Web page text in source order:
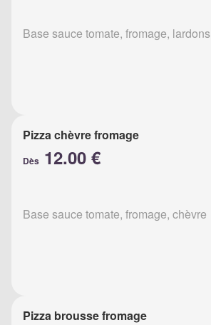
Base sauce tomate, fromage, lardons
Pizza chèvre fromage
Dès 12.00 €
Base sauce tomate, fromage, chèvre
Pizza brousse fromage